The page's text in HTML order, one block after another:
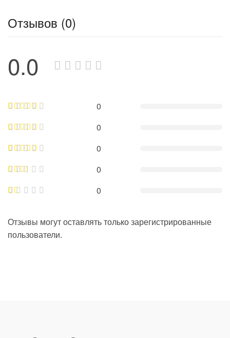
Отзывов (0)
0.0
0
0
0
0
0
Отзывы могут оставлять только зарегистрированные
пользователи.